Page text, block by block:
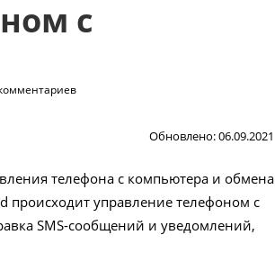
с
Обновлено: 06.09.2021
телефона с компьютера и обмена
управление телефоном с
SMS-сообщений и уведомлений,